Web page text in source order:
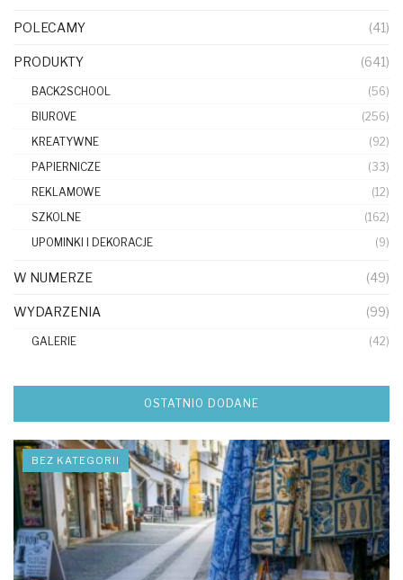
POLECAMY (41)
PRODUKTY (641)
BACK2SCHOOL
(56)
BIUROVE
(256)
KREATYWNE
(92)
PAPIERNICZE
(33)
REKLAMOWE
(12)
SZKOLNE
(162)
UPOMINKI I DEKORACJE
(9)
W NUMERZE (49)
WYDARZENIA (99)
GALERIE (42)
OSTATNIO DODANE
BEZ KATEGORII